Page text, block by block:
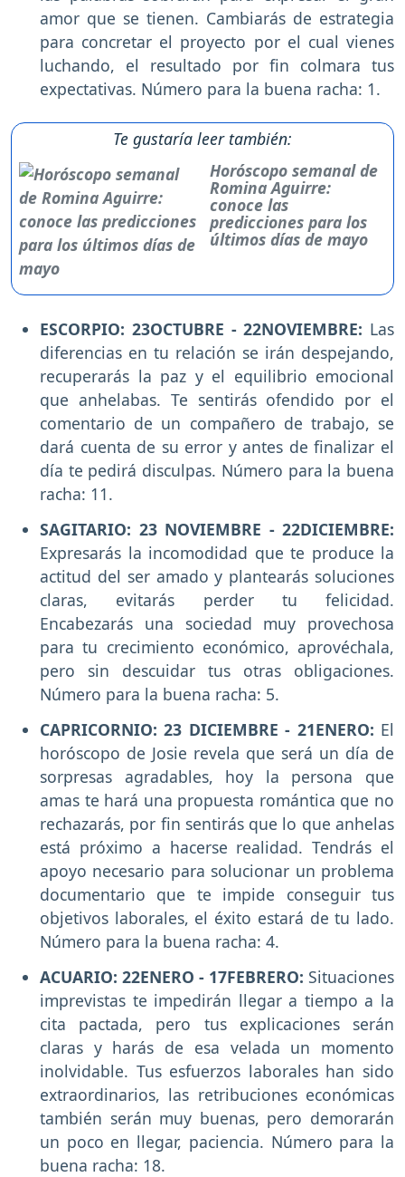
amor que se tienen. Cambiarás de estrategia
para concretar el proyecto por el cual vienes
luchando, el resultado por fin colmara tus
expectativas. Número para la buena racha: 1.
Te gustaría leer también:
Horóscopo semanal de
Romina Aguirre:
conoce las
predicciones para los
últimos días de mayo
ESCORPIO: 23OCTUBRE - 22NOVIEMBRE: Las
diferencias en tu relación se irán despejando,
recuperarás la paz y el equilibrio emocional
que anhelabas. Te sentirás ofendido por el
comentario de un compañero de trabajo, se
dará cuenta de su error y antes de finalizar el
día te pedirá disculpas. Número para la buena
racha: 11.
SAGITARIO: 23 NOVIEMBRE - 22DICIEMBRE:
Expresarás la incomodidad que te produce la
actitud del ser amado y plantearás soluciones
claras, evitarás perder tu felicidad.
Encabezarás una sociedad muy provechosa
para tu crecimiento económico, aprovéchala,
pero sin descuidar tus otras obligaciones.
Número para la buena racha: 5.
CAPRICORNIO: 23 DICIEMBRE - 21ENERO: El
horóscopo de Josie revela que será un día de
sorpresas agradables, hoy la persona que
amas te hará una propuesta romántica que no
rechazarás, por fin sentirás que lo que anhelas
está próximo a hacerse realidad. Tendrás el
apoyo necesario para solucionar un problema
documentario que te impide conseguir tus
objetivos laborales, el éxito estará de tu lado.
Número para la buena racha: 4.
ACUARIO: 22ENERO - 17FEBRERO: Situaciones
imprevistas te impedirán llegar a tiempo a la
cita pactada, pero tus explicaciones serán
claras y harás de esa velada un momento
inolvidable. Tus esfuerzos laborales han sido
extraordinarios, las retribuciones económicas
también serán muy buenas, pero demorarán
un poco en llegar, paciencia. Número para la
buena racha: 18.